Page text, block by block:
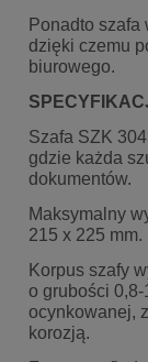
Ponadto
dzięki czemu
biurowego.
Szafa SZK
gdzie każda
dokumentów.
Maksymalny
215 x 225 mm.
Korpus szafy
o grubości
ocynkowanej,
korozją.